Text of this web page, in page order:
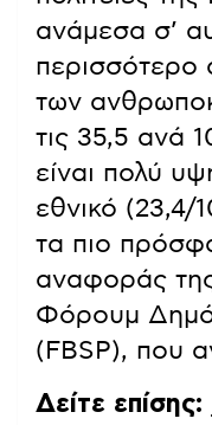
ανάμεσα σ’
περισσότερο
των
τις 35,5 ανά
είναι πολύ
εθνικό
τα πιο
αναφοράς
Φόρουμ
(FBSP), που
Δείτε επίσης: